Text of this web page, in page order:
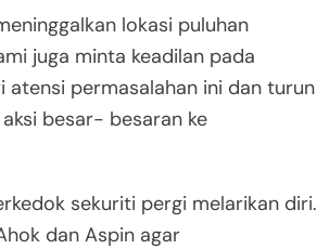
lokasi puluhan
juga minta keadilan pada
permasalahan ini dan turun
besar- besaran ke
sekuriti pergi melarikan diri.
dan Aspin agar